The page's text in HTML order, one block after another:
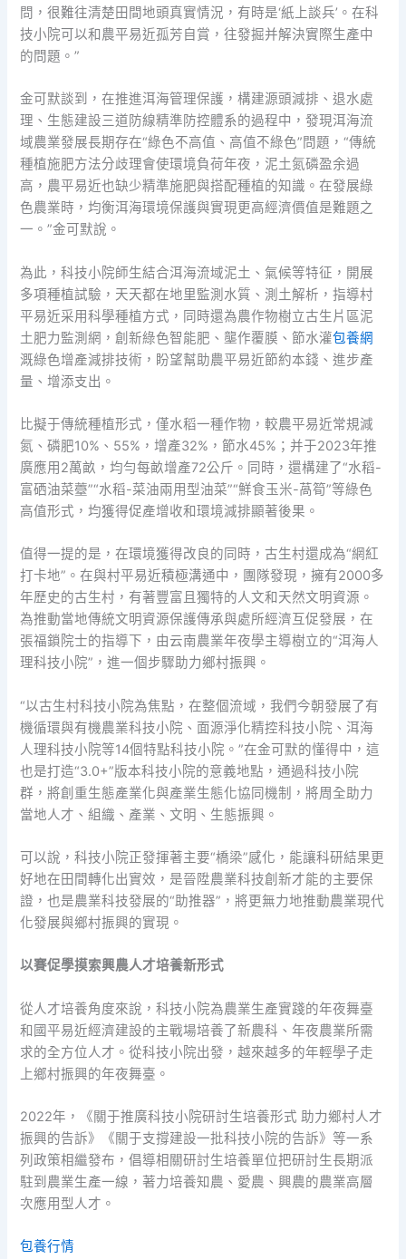
問，很難往清楚田間地頭真實情況，有時是‘紙上談兵’。在科
技小院可以和農平易近孤芳自賞，往發掘并解決實際生產中
的問題。”
金可默談到，在推進洱海管理保護，構建源頭減排、退水處
理、生態建設三道防線精準防控體系的過程中，發現洱海流
域農業發展長期存在“綠色不高值、高值不綠色”問題，“傳統
種植施肥方法分歧理會使環境負荷年夜，泥土氮磷盈余過
高，農平易近也缺少精準施肥與搭配種植的知識。在發展綠
色農業時，均衡洱海環境保護與實現更高經濟價值是難題之
一。”金可默說。
為此，科技小院師生結合洱海流域泥土、氣候等特征，開展
多項種植試驗，天天都在地里監測水質、測土解析，指導村
平易近采用科學種植方式，同時還為農作物樹立古生片區泥
土肥力監測網，創新綠色智能肥、壟作覆膜、節水灌包養網
溉綠色增產減排技術，盼望幫助農平易近節約本錢、進步產
量、增添支出。
比擬于傳統種植形式，僅水稻一種作物，較農平易近常規減
氮、磷肥10%、55%，增產32%，節水45%；并于2023年推
廣應用2萬畝，均勻每畝增產72公斤。同時，還構建了“水稻-
富硒油菜薹”“水稻-菜油兩用型油菜”“鮮食玉米-萵筍”等綠色
高值形式，均獲得促產增收和環境減排顯著後果。
值得一提的是，在環境獲得改良的同時，古生村還成為“網紅
打卡地”。在與村平易近積極溝通中，團隊發現，擁有2000多
年歷史的古生村，有著豐富且獨特的人文和天然文明資源。
為推動當地傳統文明資源保護傳承與處所經濟互促發展，在
張福鎖院士的指導下，由云南農業年夜學主導樹立的“洱海人
理科技小院”，進一個步驟助力鄉村振興。
“以古生村科技小院為焦點，在整個流域，我們今朝發展了有
機循環與有機農業科技小院、面源淨化精控科技小院、洱海
人理科技小院等14個特點科技小院。”在金可默的懂得中，這
也是打造“3.0+”版本科技小院的意義地點，通過科技小院
群，將創重生態產業化與產業生態化協同機制，將周全助力
當地人才、組織、產業、文明、生態振興。
可以說，科技小院正發揮著主要“橋梁”感化，能讓科研結果更
好地在田間轉化出實效，是晉陞農業科技創新才能的主要保
證，也是農業科技發展的“助推器”，將更無力地推動農業現代
化發展與鄉村振興的實現。
以賽促學摸索興農人才培養新形式
從人才培養角度來說，科技小院為農業生產實踐的年夜舞臺
和國平易近經濟建設的主戰場培養了新農科、年夜農業所需
求的全方位人才。從科技小院出發，越來越多的年輕學子走
上鄉村振興的年夜舞臺。
2022年，《關于推廣科技小院研討生培養形式 助力鄉村人才
振興的告訴》《關于支撐建設一批科技小院的告訴》等一系
列政策相繼發布，倡導相關研討生培養單位把研討生長期派
駐到農業生產一線，著力培養知農、愛農、興農的農業高層
次應用型人才。
包養行情